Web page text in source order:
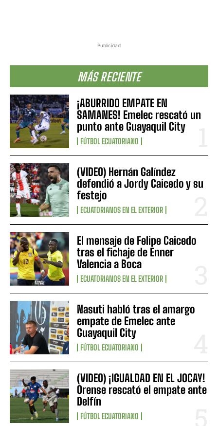
Publicidad
MÁS RECIENTE
¡ABURRIDO EMPATE EN
SAMANES! Emelec rescató un
punto ante Guayaquil City
FÚTBOL ECUATORIANO
(VIDEO) Hernán Galíndez
defendió a Jordy Caicedo y su
festejo
ECUATORIANOS EN EL EXTERIOR
El mensaje de Felipe Caicedo
tras el fichaje de Enner
Valencia a Boca
ECUATORIANOS EN EL EXTERIOR
Nasuti habló tras el amargo
empate de Emelec ante
Guayaquil City
FÚTBOL ECUATORIANO
(VIDEO) ¡IGUALDAD EN EL JOCAY!
Orense rescató el empate ante
Delfín
FÚTBOL ECUATORIANO